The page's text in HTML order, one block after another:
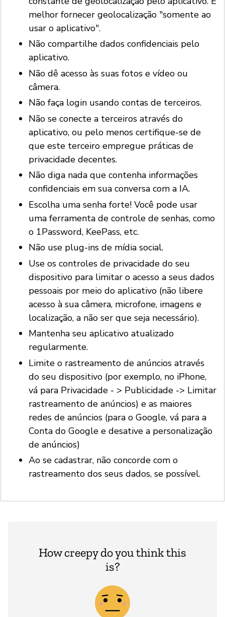
melhor fornecer geolocalização "somente ao
usar o aplicativo".
Não compartilhe dados confidenciais pelo
aplicativo.
Não dê acesso às suas fotos e vídeo ou
câmera.
Não faça login usando contas de terceiros.
Não se conecte a terceiros através do
aplicativo, ou pelo menos certifique-se de
que este terceiro empregue práticas de
privacidade decentes.
Não diga nada que contenha informações
confidenciais em sua conversa com a IA.
Escolha uma senha forte! Você pode usar
uma ferramenta de controle de senhas, como
o 1Password, KeePass, etc.
Não use plug-ins de mídia social.
Use os controles de privacidade do seu
dispositivo para limitar o acesso a seus dados
pessoais por meio do aplicativo (não libere
acesso à sua câmera, microfone, imagens e
localização, a não ser que seja necessário).
Mantenha seu aplicativo atualizado
regularmente.
Limite o rastreamento de anúncios através
do seu dispositivo (por exemplo, no iPhone,
vá para Privacidade - > Publicidade -> Limitar
rastreamento de anúncios) e as maiores
redes de anúncios (para o Google, vá para a
Conta do Google e desative a personalização
de anúncios)
Ao se cadastrar, não concorde com o
rastreamento dos seus dados, se possível.
How creepy do you think this
is?